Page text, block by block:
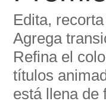
Edita,
Agrega
Refina el
títulos
está llena de